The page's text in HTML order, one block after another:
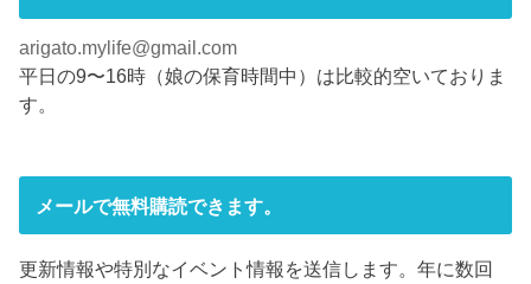
す
)
ウ
ィ
ン
ド
す
)
arigato.mylife@gmail.com
平日の9〜16時（娘の保育時間中）は比較的空いておりま
す。
メールで無料購読できます。
更新情報や特別なイベント情報を送信します。年に数回